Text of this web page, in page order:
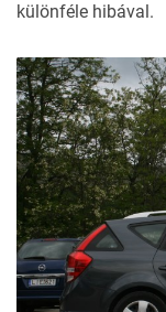
különféle hibával.